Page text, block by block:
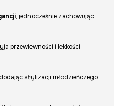
, jednocześnie zachowując
przewiewności i lekkości
stylizacji młodzieńczego